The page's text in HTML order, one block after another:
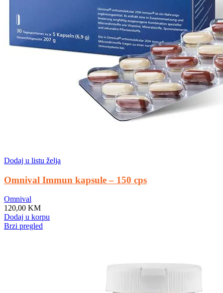
Dodaj u listu želja
Omnival Immun kapsule – 150 cps
Omnival
120,00 KM
Dodaj u korpu
Brzi pregled